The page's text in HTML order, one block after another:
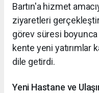
Bartın'a hizmet
ziyaretleri
görev süresi
kente yeni yatırımlar
dile getirdi.
Yeni Hastane ve